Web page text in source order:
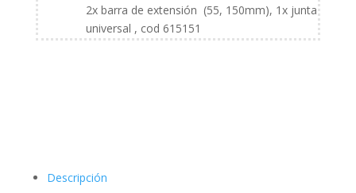
2x barra de extensión (55, 150mm), 1x junta
universal , cod 615151
Descripción